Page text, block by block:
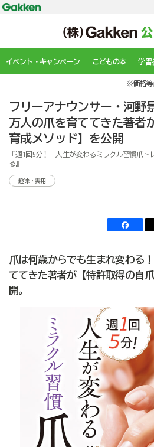
イベント・キャンペーン こどもの本 学習
※価格等
フリーアナウンサー・河野
万人の爪を育ててきた著者
育成メソッド】を公開
『週1回5分！ 人生が変わるミラクル習慣爪
る』
趣味・実用
爪は何歳からでも生まれ変わる
ててきた著者が【特許取得の自
開。